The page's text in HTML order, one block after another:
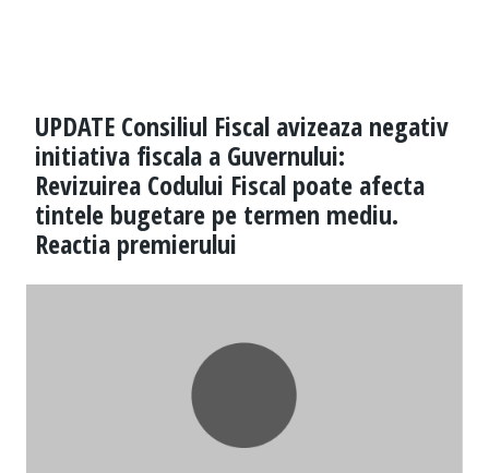
UPDATE Consiliul Fiscal avizeaza negativ
initiativa fiscala a Guvernului:
Revizuirea Codului Fiscal poate afecta
tintele bugetare pe termen mediu.
Reactia premierului